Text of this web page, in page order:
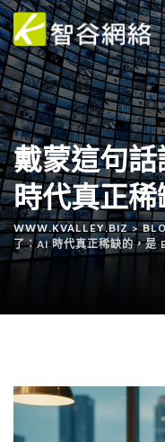
戴蒙這句話
時代真正
WWW.KVALLEY.BIZ >
了：AI 時代真正稀缺的，是